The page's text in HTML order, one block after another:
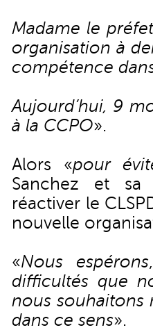
Madame le
organisation à
compétence
Aujourd’hui, 9
à la CCPO».
Alors «pour
Sanchez et
réactiver le
nouvelle
«Nous espérons
difficultés que
nous souhaitons
dans ce sens».